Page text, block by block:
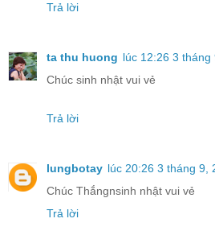
Trả lời
ta thu huong lúc 12:26 3 tháng
Chúc sinh nhật vui vẻ
Trả lời
lungbotay lúc 20:26 3 tháng 9,
Chúc Thắngnsinh nhật vui vẻ
Trả lời